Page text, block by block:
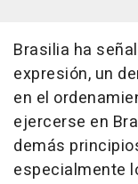
Brasilia ha
expresión, un
en el
ejercerse en
demás
especialmente